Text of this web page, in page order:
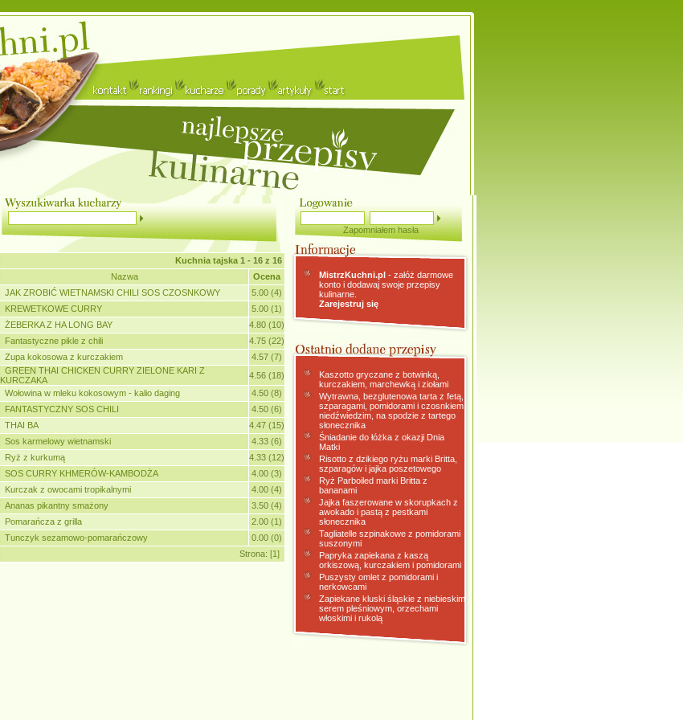
Zapomniałem hasła
Kuchnia tajska 1 - 16 z 16
Nazwa
Ocena
JAK ZROBIĆ WIETNAMSKI CHILI SOS CZOSNKOWY
5.00 (4)
KREWETKOWE CURRY
5.00 (1)
ŻEBERKA Z HA LONG BAY
4.80 (10)
Fantastyczne pikle z chili
4.75 (22)
Zupa kokosowa z kurczakiem
4.57 (7)
GREEN THAI CHICKEN CURRY ZIELONE KARI Z
KURCZAKA
4.56 (18)
Wołowina w mleku kokosowym - kalio daging
4.50 (8)
FANTASTYCZNY SOS CHILI
4.50 (6)
THAI BA
4.47 (15)
Sos karmelowy wietnamski
4.33 (6)
Ryż z kurkumą
4.33 (12)
SOS CURRY KHMERÓW-KAMBODŻA
4.00 (3)
Kurczak z owocami tropikalnymi
4.00 (4)
Ananas pikantny smażony
3.50 (4)
Pomarańcza z grilla
2.00 (1)
Tunczyk sezamowo-pomarańczowy
0.00 (0)
Strona: [1]
MistrzKuchni.pl - załóż darmowe
konto i dodawaj swoje przepisy
kulinarne.
Zarejestruj się
Kaszotto gryczane z botwinką,
kurczakiem, marchewką i ziołami
Wytrawna, bezglutenowa tarta z fetą,
szparagami, pomidorami i czosnkiem
niedźwiedzim, na spodzie z tartego
słonecznika
Śniadanie do łóżka z okazji Dnia
Matki
Risotto z dzikiego ryżu marki Britta,
szparagów i jajka poszetowego
Ryż Parboiled marki Britta z
bananami
Jajka faszerowane w skorupkach z
awokado i pastą z pestkami
słonecznika
Tagliatelle szpinakowe z pomidorami
suszonymi
Papryka zapiekana z kaszą
orkiszową, kurczakiem i pomidorami
Puszysty omlet z pomidorami i
nerkowcami
Zapiekane kluski śląskie z niebieskim
serem pleśniowym, orzechami
włoskimi i rukolą